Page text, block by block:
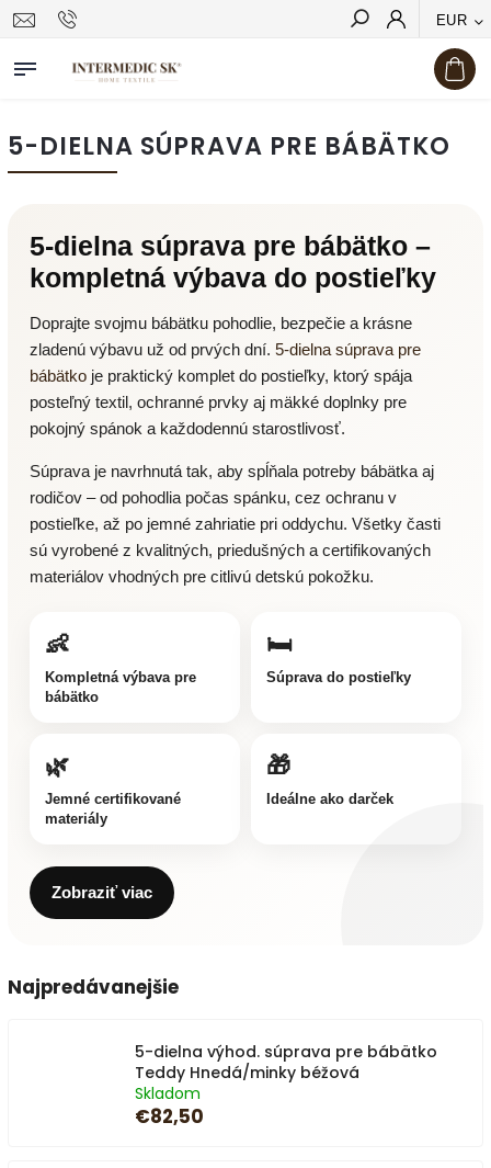
EUR
Hľadať
5-DIELNA SÚPRAVA PRE BÁBÄTKO
5-dielna súprava pre bábätko –
kompletná výbava do postieľky
Doprajte svojmu bábätku pohodlie, bezpečie a krásne
zladenú výbavu už od prvých dní. 5-dielna súprava pre
bábätko je praktický komplet do postieľky, ktorý spája
posteľný textil, ochranné prvky aj mäkké doplnky pre
pokojný spánok a každodennú starostlivosť.
Súprava je navrhnutá tak, aby spĺňala potreby bábätka aj
rodičov – od pohodlia počas spánku, cez ochranu v
postieľke, až po jemné zahriatie pri oddychu. Všetky časti
sú vyrobené z kvalitných, priedušných a certifikovaných
materiálov vhodných pre citlivú detskú pokožku.
👶
Kompletná výbava pre
bábätko
🛏️
Súprava do postieľky
🌿
Jemné certifikované
materiály
🎁
Ideálne ako darček
Zobraziť viac
Najpredávanejšie
5-dielna výhod. súprava pre bábätko
Teddy Hnedá/minky béžová
Skladom
€82,50